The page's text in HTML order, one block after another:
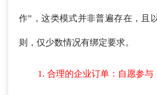
作”，这类模式并非普遍存在，且
则，仅少数情况有绑定要求。
1. 合理的企业订单：自愿参与